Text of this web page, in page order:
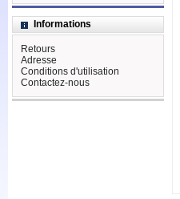
Informations
Retours
Adresse
Conditions d'utilisation
Contactez-nous